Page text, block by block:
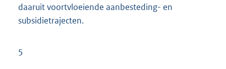
daaruit voortvloeiende aanbesteding- en
subsidietrajecten.
5